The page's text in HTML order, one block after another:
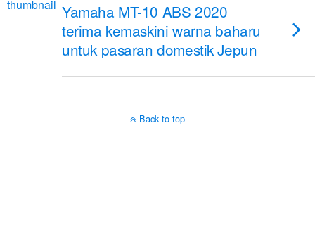
Yamaha MT-10 ABS 2020
terima kemaskini warna baharu
untuk pasaran domestik Jepun
Back to top